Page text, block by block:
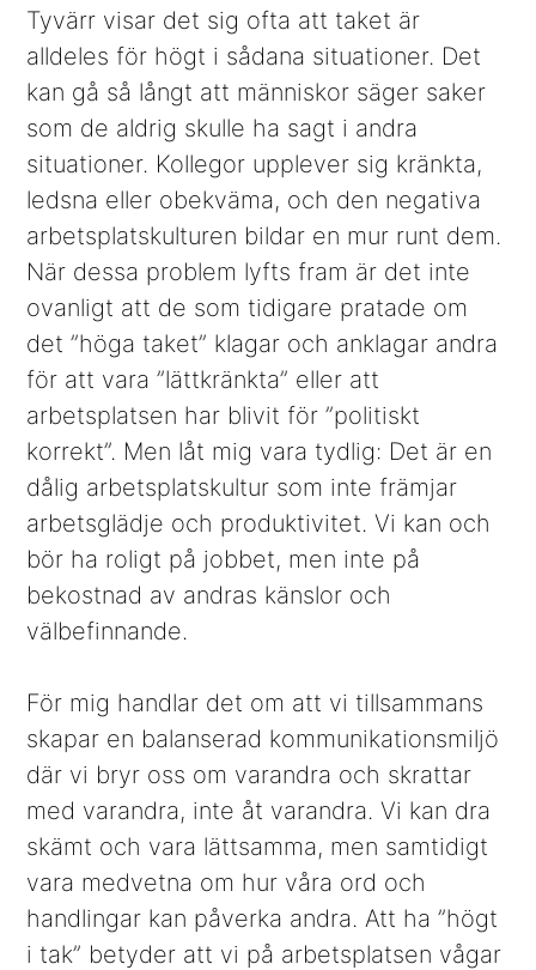
Tyvärr visar det sig ofta att taket är
alldeles för högt i sådana situationer. Det
kan gå så långt att människor säger saker
som de aldrig skulle ha sagt i andra
situationer. Kollegor upplever sig kränkta,
ledsna eller obekväma, och den negativa
arbetsplatskulturen bildar en mur runt dem.
När dessa problem lyfts fram är det inte
ovanligt att de som tidigare pratade om
det ”höga taket” klagar och anklagar andra
för att vara ”lättkränkta” eller att
arbetsplatsen har blivit för ”politiskt
korrekt”. Men låt mig vara tydlig: Det är en
dålig arbetsplatskultur som inte främjar
arbetsglädje och produktivitet. Vi kan och
bör ha roligt på jobbet, men inte på
bekostnad av andras känslor och
välbefinnande.
För mig handlar det om att vi tillsammans
skapar en balanserad kommunikationsmiljö
där vi bryr oss om varandra och skrattar
med varandra, inte åt varandra. Vi kan dra
skämt och vara lättsamma, men samtidigt
vara medvetna om hur våra ord och
handlingar kan påverka andra. Att ha ”högt
i tak” betyder att vi på arbetsplatsen vågar